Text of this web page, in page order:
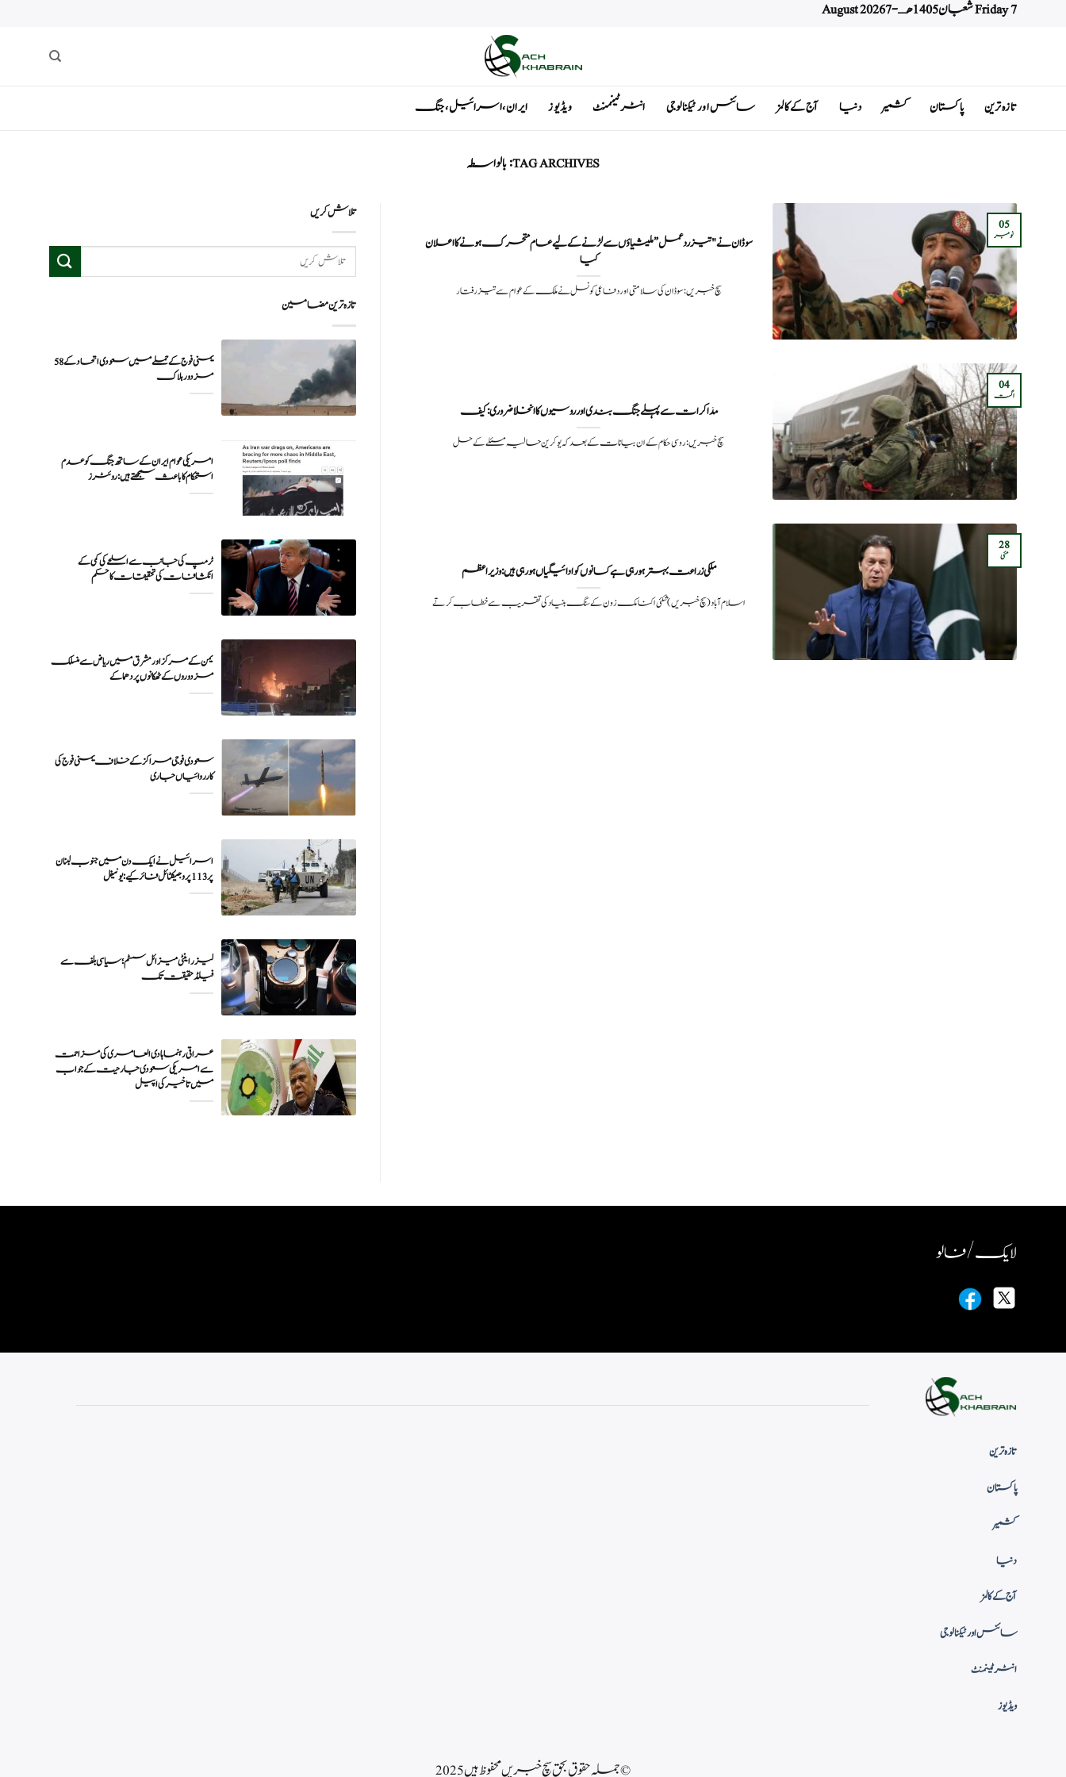
Friday 7 شعبان 1405 هـ - 7 August 2026
تازہ ترین پاکستان کشمیر دنیا آج کے کالمز سائنس اور ٹیکنالوجی انٹرٹینمنٹ ویڈیوز ایران ، اسرائیل ، جنگ
TAG ARCHIVES: بالواسطہ
سوڈان نے "تیز ردعمل” ملیشیاؤں سے لڑنے کے لیے عام متحرک ہونے کا اعلان
کیا
سچ خبریں: سوڈان کی سلامتی اور دفاعی کونسل نے ملک کے عوام سے تیز رفتار
05
نومبر
مذاکرات سے پہلے جنگ بندی اور روسیوں کا انخلا ضروری : کیف
سچ خبریں: روسی حکام کے ان بیانات کے بعد کہ یوکرین حالیہ مسئلے کے حل
04
اگست
ملکی زراعت بہترہورہی ہے کسانوں کوادائیگیاں ہورہی ہیں:وزیر اعظم
اسلام آباد (سچ خبریں) شکئی اکنامک زون کے سنگ بنیاد کی تقریب سے خطاب کرتے
28
مئی
تلاش کریں
تازہ ترین مضامین
یمنی فوج کے حملے میں سعودی اتحاد کے 58
مزدور ہلاک
امریکی عوام ایران کے ساتھ جنگ کو عدم
ٹرمپ کی جانب سے اسلحے کی کمی کے
انکشافات کی تحقیقات کا حکم
یمن کے مرکز اور مشرق میں ریاض سے منسلک
مزدوروں کے ٹھکانوں پر دھماکے
سعودی فوجی مراکز کے خلاف یمنی فوج کی
اسرائیل نے ایک دن میں جنوب لبنان
پر 113 پروجیکٹائل فائر کیے: یونیفل
لیزر اینٹی میزائل سسٹم؛ سیاسی بلف سے
فیلڈ حقیقت تک
عراقی رہنما ہادی العامری کی مزاحمت
سے امریکی سعودی جارحیت کے جواب
میں تاخیر کی اپیل
لایک / فالو
تازہ ترین
پاکستان
کشمیر
دنیا
آج کے کالمز
سائنس اور ٹیکنالوجی
انٹرٹینمنٹ
ویڈیوز
© جملہ حقوق بحق سچ خبریں محفوظ ہیں 2025